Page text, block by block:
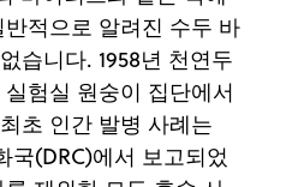
적으로 알려진 수두 바
습니다. 1958년 천연두
험실 원숭이 집단에서
초 인간 발병 사례는
국(DRC)에서 보고되었